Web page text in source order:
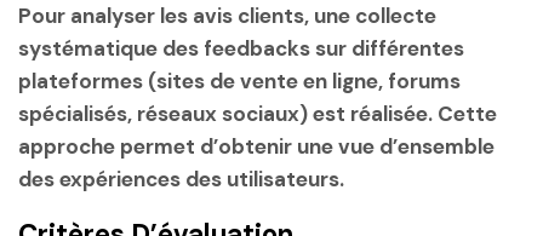
Pour analyser les avis clients, une collecte
systématique des feedbacks sur différentes
plateformes (sites de vente en ligne, forums
spécialisés, réseaux sociaux) est réalisée. Cette
approche permet d’obtenir une vue d’ensemble
des expériences des utilisateurs.